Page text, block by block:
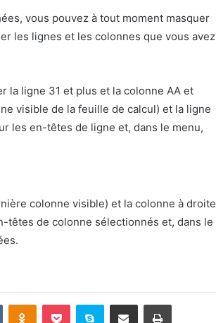
vous pouvez à tout moment masquer
les lignes et les colonnes que vous avez
la ligne 31 et plus et la colonne AA et
visible de la feuille de calcul) et la ligne
les en-têtes de ligne et, dans le menu,
colonne visible) et la colonne à droite
têtes de colonne sélectionnés et, dans le
VKontakteOdnoklassniki
Pocket Skype Partager par email Imprimer